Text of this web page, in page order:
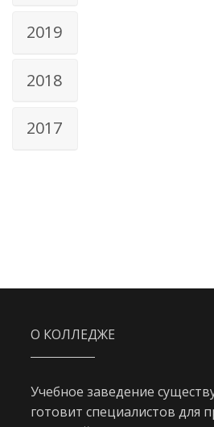
2019
2018
2017
О КОЛЛЕДЖЕ
Учебное заведение
готовит специалистов для